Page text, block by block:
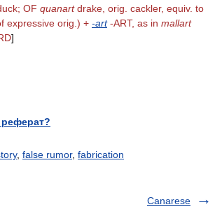
OF quanartdrake, orig. cackler, equiv. to
expressive orig.) + -art-ART, as in mallart
]
, false rumor, fabrication
Canarese